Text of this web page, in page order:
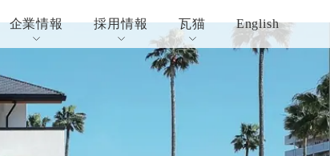
企業情報 採用情報 瓦猫 English